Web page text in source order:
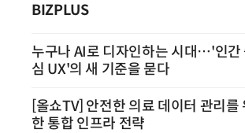
BIZPLUS
누구나 AI로 디자인하는 시대…'인간
심 UX'의 새 기준을 묻다
[올쇼TV] 안전한 의료 데이터 관리를
한 통합 인프라 전략